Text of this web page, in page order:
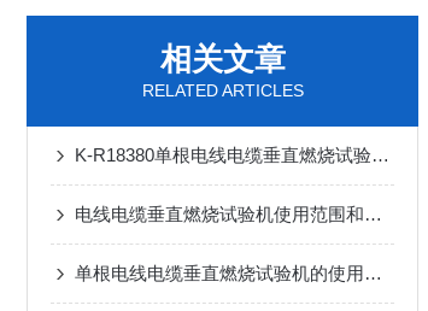
相关文章
RELATED ARTICLES
K-R18380单根电线电缆垂直燃烧试验机的检验目的
电线电缆垂直燃烧试验机使用范围和功能特点
单根电线电缆垂直燃烧试验机的使用环境